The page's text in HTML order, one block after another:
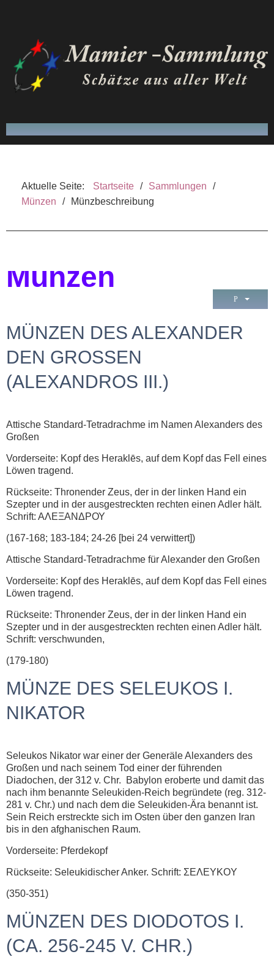
SAMMLUNGEN
Aktuelle Seite: Startseite / Sammlungen
/
Münzen
/ Münzbeschreibung
Münzen
MÜNZEN DES ALEXANDER
DEN GROSSEN (
ALEXANDROS III.)
Attische Standard-Tetradrachme im Namen Alexanders des
Großen
Vorderseite: Kopf des Heraklēs, auf dem Kopf das Fell eines
Löwen tragend.
Rückseite: Thronender Zeus, der in der linken Hand ein
Szepter und in der ausgestreckten rechten einen Adler hält.
Schrift: AΛEΞANΔPΟΥ
(167-168; 183-184; 24-26 [bei 24 verwittert])
Attische Standard-Tetradrachme für Alexander den Großen
Vorderseite: Kopf des Heraklēs, auf dem Kopf das Fell eines
Löwen tragend.
Rückseite: Thronender Zeus, der in der linken Hand ein
Szepter und in der ausgestreckten rechten einen Adler hält.
Schrift: verschwunden,
(179-180)
MÜNZE DES SELEUKOS I.
NIKATOR
Seleukos Nikator war einer der Generäle Alexanders des
Großen und nach seinem Tod einer der führenden
Diadochen, der 312 v. Chr. Babylon eroberte und damit das
nach ihm benannte Seleukiden-Reich begründete (reg. 312-
281 v. Chr.) und nach dem die Seleukiden-Ära benannt ist.
Sein Reich erstreckte sich im Osten über den ganzen Iran
bis in den afghanischen Raum.
Vorderseite: Pferdekopf
Rückseite: Seleukidischer Anker. Schrift: ΣEΛEYKOY
(350-351)
MÜNZEN DES DIODOTOS I.
(CA. 256-245 V. CHR.)